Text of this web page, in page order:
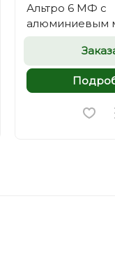
Альтро 6 МФ с
алюминиевым